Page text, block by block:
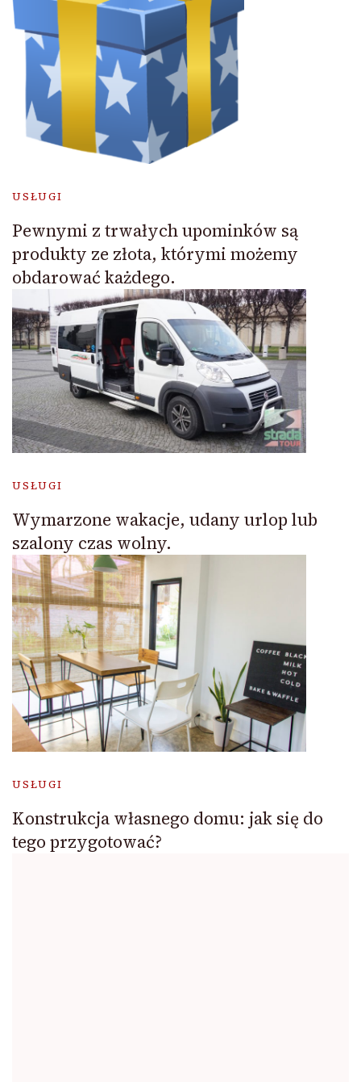
USŁUGI
Pewnymi z trwałych upominków są
produkty ze złota, którymi możemy
obdarować każdego.
USŁUGI
Wymarzone wakacje, udany urlop lub
szalony czas wolny.
USŁUGI
Konstrukcja własnego domu: jak się do
tego przygotować?